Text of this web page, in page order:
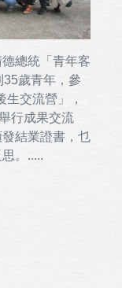
總統「青年客
歲青年，參
交流營」，
行成果交流
結業證書，乜
。.....